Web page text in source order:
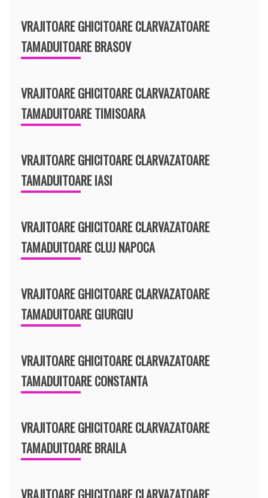
VRAJITOARE GHICITOARE CLARVAZATOARE
TAMADUITOARE BRASOV
VRAJITOARE GHICITOARE CLARVAZATOARE
TAMADUITOARE TIMISOARA
VRAJITOARE GHICITOARE CLARVAZATOARE
TAMADUITOARE IASI
VRAJITOARE GHICITOARE CLARVAZATOARE
TAMADUITOARE CLUJ NAPOCA
VRAJITOARE GHICITOARE CLARVAZATOARE
TAMADUITOARE GIURGIU
VRAJITOARE GHICITOARE CLARVAZATOARE
TAMADUITOARE CONSTANTA
VRAJITOARE GHICITOARE CLARVAZATOARE
TAMADUITOARE BRAILA
VRAJITOARE GHICITOARE CLARVAZATOARE